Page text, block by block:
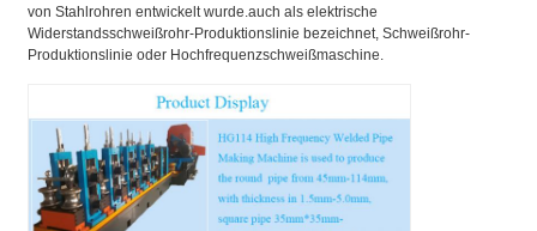
von Stahlrohren entwickelt wurde.auch als elektrische
Widerstandsschweißrohr-Produktionslinie bezeichnet, Schweißrohr-
Produktionslinie oder Hochfrequenzschweißmaschine.